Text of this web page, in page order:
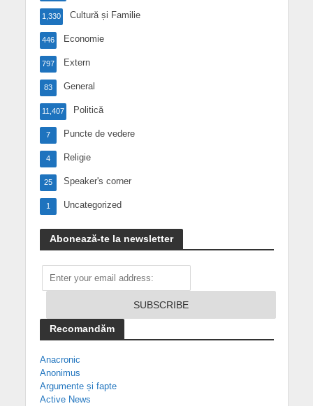
Cultură și Familie
1,330
Economie
446
Extern
797
General
83
Politică
11,407
Puncte de vedere
7
Religie
4
Speaker's corner
25
Uncategorized
1
Abonează-te la newsletter
Recomandăm
Anacronic
Anonimus
Argumente și fapte
Active News